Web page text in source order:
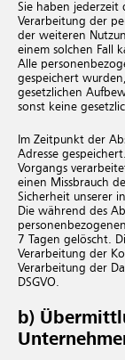
Sie haben
Verarbeitung der
der weiteren
einem solchen Fall
Alle
gespeichert
gesetzlichen
sonst keine
Im Zeitpunkt der
Adresse
Vorgangs
einen Missbrauch
Sicherheit unserer
Die während des
7 Tagen gelöscht.
Verarbeitung der
Verarbeitung der
DSGVO.
b)